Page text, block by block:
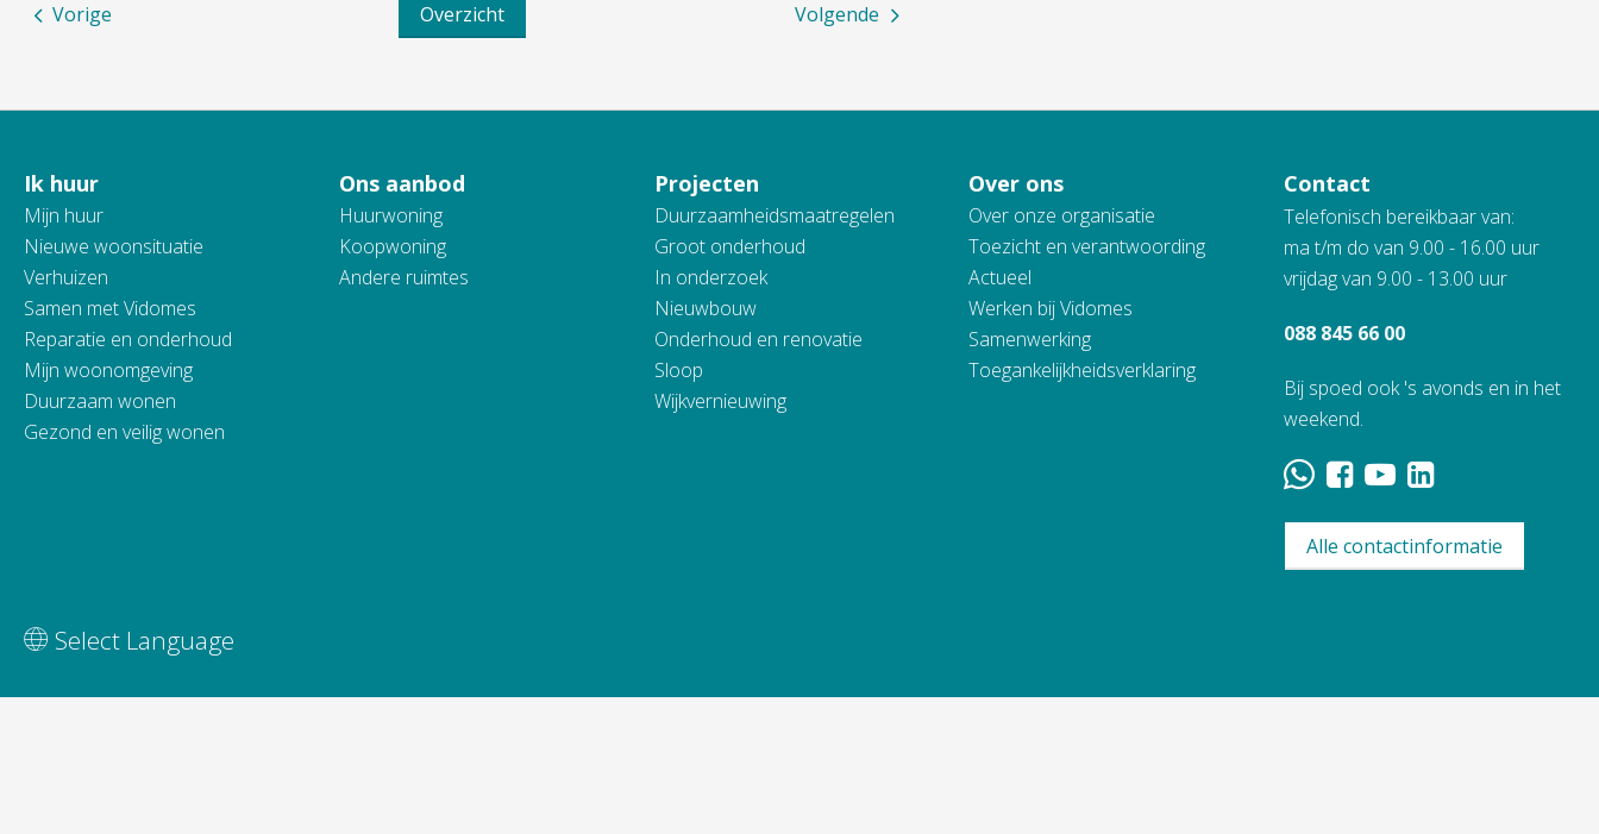
Volgende
Overzicht
Vorige
Contactinformatie
Ik huur
Mijn huur
Nieuwe woonsituatie
Verhuizen
Samen met Vidomes
Reparatie en onderhoud
Mijn woonomgeving
Duurzaam wonen
Gezond en veilig wonen
Ons aanbod
Huurwoning
Koopwoning
Andere ruimtes
Projecten
Duurzaamheidsmaatregelen
Groot onderhoud
In onderzoek
Nieuwbouw
Onderhoud en renovatie
Sloop
Wijkvernieuwing
Over ons
Over onze organisatie
Toezicht en verantwoording
Actueel
Werken bij Vidomes
Samenwerking
Toegankelijkheidsverklaring
Contact
Telefonisch bereikbaar van:
ma t/m do van 9.00 - 16.00 uur
vrijdag van 9.00 - 13.00 uur
088 845 66 00
Bij spoed ook 's avonds en in het
weekend.
Alle contactinformatie
Vertaal deze pagina
Select Language